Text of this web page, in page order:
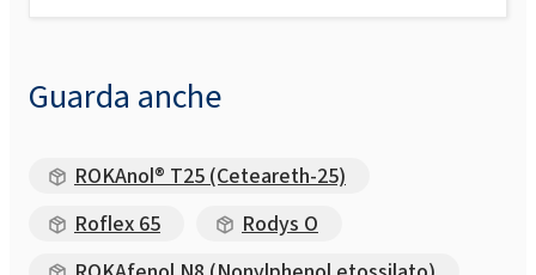
Guarda anche
ROKAnol® T25 (Ceteareth-25)
Roflex 65
Rodys O